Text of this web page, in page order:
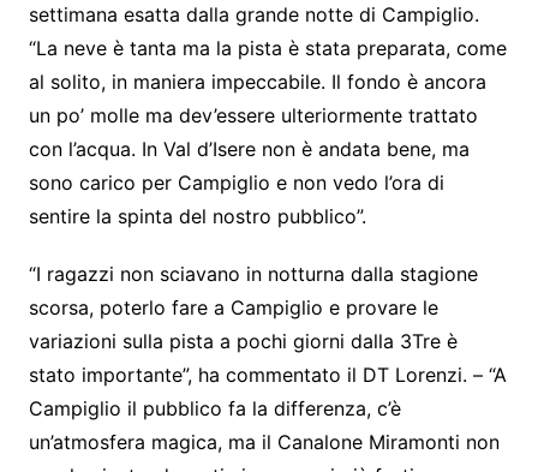
settimana esatta dalla grande notte di Campiglio.
“La neve è tanta ma la pista è stata preparata, come
al solito, in maniera impeccabile. Il fondo è ancora
un po’ molle ma dev’essere ulteriormente trattato
con l’acqua. In Val d’Isere non è andata bene, ma
sono carico per Campiglio e non vedo l’ora di
sentire la spinta del nostro pubblico”.
“I ragazzi non sciavano in notturna dalla stagione
scorsa, poterlo fare a Campiglio e provare le
variazioni sulla pista a pochi giorni dalla 3Tre è
stato importante”, ha commentato il DT Lorenzi. – “A
Campiglio il pubblico fa la differenza, c’è
un’atmosfera magica, ma il Canalone Miramonti non